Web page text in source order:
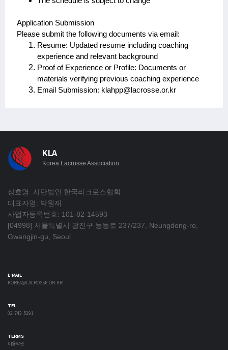
Application Submission
Please submit the following documents via email:
Resume: Updated resume including coaching
experience and relevant background
Proof of Experience or Profile: Documents or
materials verifying previous coaching experience
Email Submission: klahpp@lacrosse.or.kr
KLA
Korea Lacrosse Association
상호명: 사단법인 한국라크로스협회
대표자명: 박원재
사업자등록번호: 101-82-14593
[04998] 서울특별시 광진구 능동로 237/237, Neungdong-ro,
Gwangjin-gu, Seoul
E-MAIL
KOREA@LACROSSE.OR.KR
TEL
02-743-5291
TERMS
이용약관